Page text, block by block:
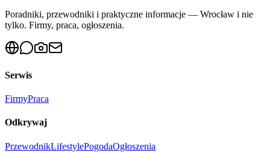
Poradniki, przewodniki i praktyczne informacje — Wrocław i nie
tylko. Firmy, praca, ogłoszenia.
Serwis
FirmyPraca
Odkrywaj
PrzewodnikLifestylePogodaOgłoszenia